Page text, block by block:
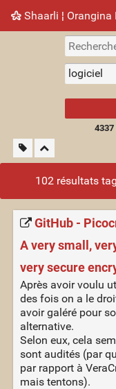
Shaarli ¦ Orangina
Nuage de tags
4337
102 résultats
GitHub -
A very small,
very secure
Après avoir voulu
des fois on a le
avoir galéré pour
alternative.
Selon eux, cela
sont audités (par
par rapport à
mais tentons).